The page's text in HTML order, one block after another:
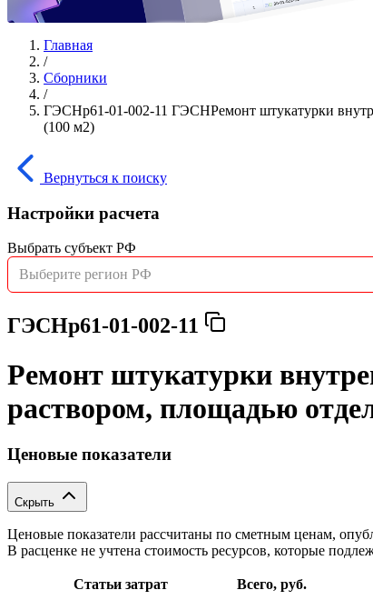
Главная
/
Сборники
/
ГЭСНр61-01-002-11 ГЭСНРемонт штукатурки
(100 м2)
Вернуться к поиску
Настройки расчета
Выбрать субъект РФ
Выберите регион РФ
ГЭСНр61-01-002-11
Ремонт штукатурки
раствором, площадью
Ценовые показатели
Скрыть
Ценовые показатели рассчитаны по сметным ценам,
В расценке не учтена стоимость ресурсов, которые
Статьи затрат Всего, руб.